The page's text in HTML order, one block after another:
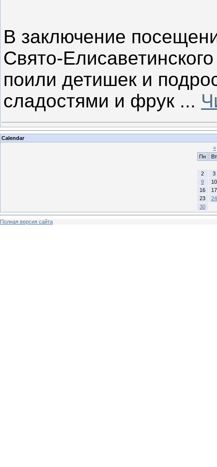
В заключение
Свято-
поили детишек и
сладостями и фрук ...
Calendar
«
Пн
Вт
2
3
9
10
16
17
23
24
30
Полная версия сайта